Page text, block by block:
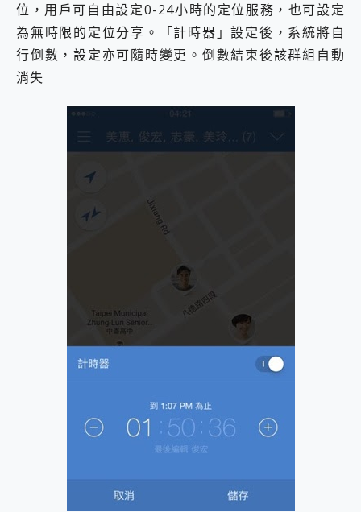
位，用戶可自由設定0-24小時的定位服務，也可設定
為無時限的定位分享。「計時器」設定後，系統將自
行倒數，設定亦可隨時變更。倒數結束後該群組自動
消失